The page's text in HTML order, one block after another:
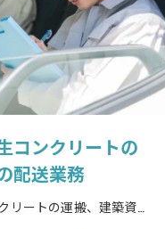
コンクリートの
配送業務